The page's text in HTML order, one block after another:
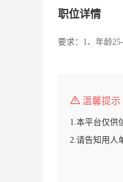
职位详情
要求：1、年龄
温馨提示
1.本平台仅供
2.请告知用人